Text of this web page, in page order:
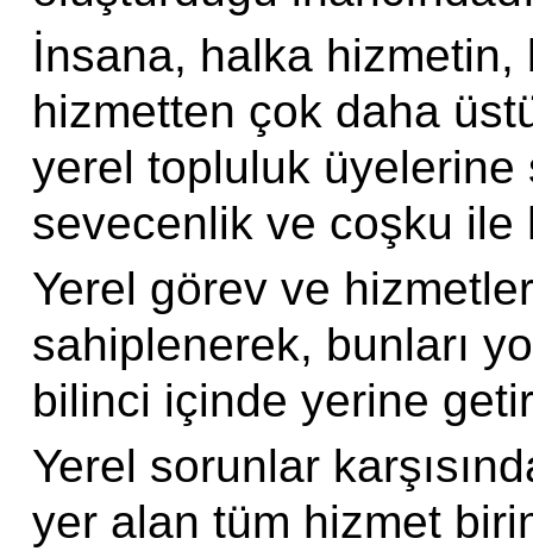
İnsana, halka hizmetin,
hizmetten çok daha
yerel topluluk üyelerine
sevecenlik ve coşku ile
Yerel görev ve
sahiplenerek, bunları
bilinci içinde yerine
Yerel sorunlar
yer alan tüm hizmet